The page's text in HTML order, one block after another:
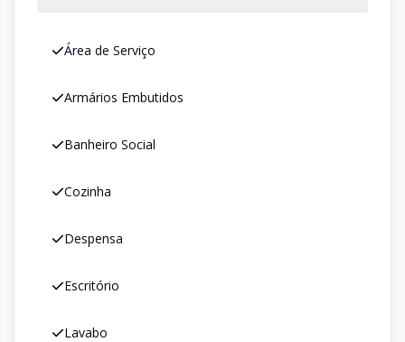
Área de Serviço
Armários Embutidos
Banheiro Social
Cozinha
Despensa
Escritório
Lavabo